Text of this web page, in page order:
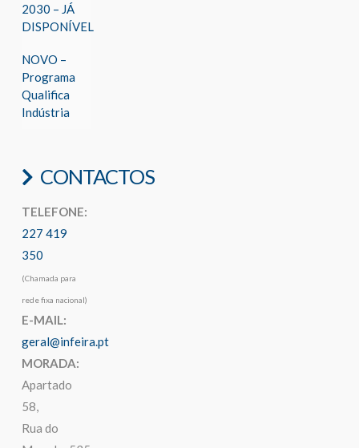
2030 – JÁ
DISPONÍVEL
NOVO –
Programa
Qualifica
Indústria
CONTACTOS
TELEFONE:
227 419
350
(Chamada para
rede fixa nacional)
E-MAIL:
geral@infeira.pt
MORADA:
Apartado
58,
Rua do